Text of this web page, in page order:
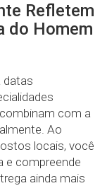
Refletem
do Homem
datas
com a
Ao
locais, você
e compreende
ainda mais